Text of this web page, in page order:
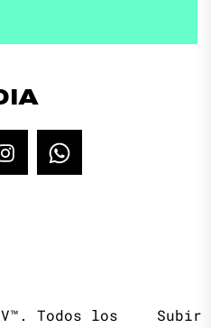
Instagram
Todos los Subir